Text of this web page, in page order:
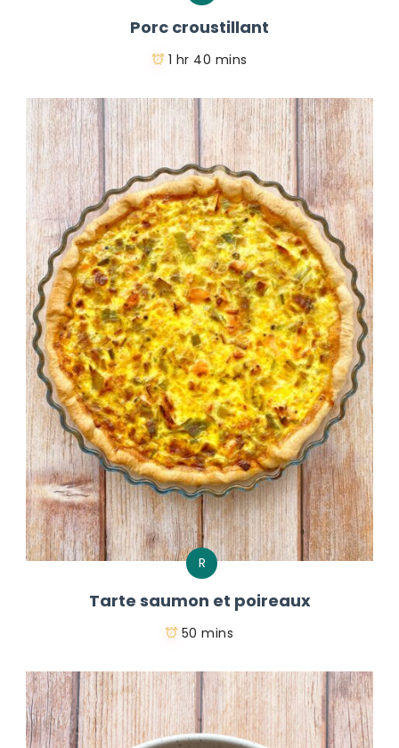
Porc croustillant
1 hr 40 mins
R
Tarte saumon et poireaux
50 mins